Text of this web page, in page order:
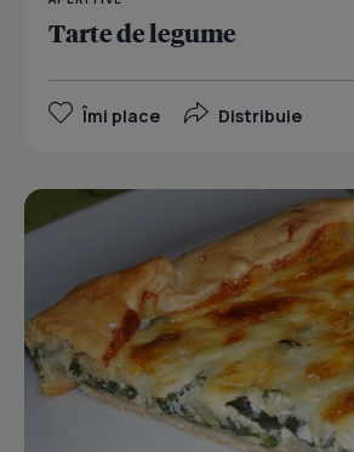
Tarte de legume
Îmi place Distribuie